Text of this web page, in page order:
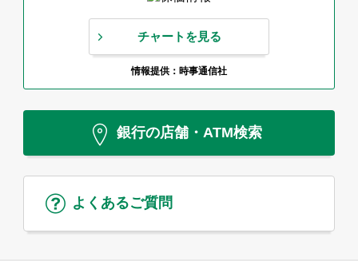
チャートを見る
情報提供：時事通信社
銀行の店舗・ATM検索
よくあるご質問